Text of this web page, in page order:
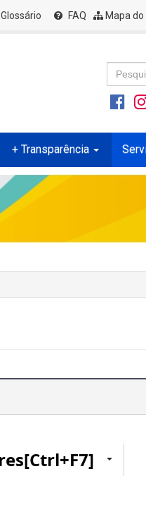
Glossário FAQ Mapa do
+ Transparência